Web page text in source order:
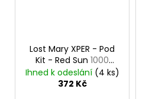
Lost Mary XPER - Pod
Kit - Red Sun 1000
mAh
Ihned k odeslání (4 ks)
372 Kč